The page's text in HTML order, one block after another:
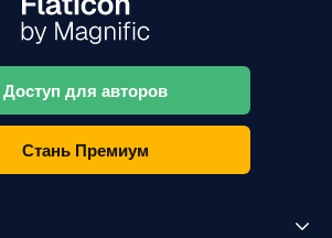
Доступ для авторов
Стань Премиум